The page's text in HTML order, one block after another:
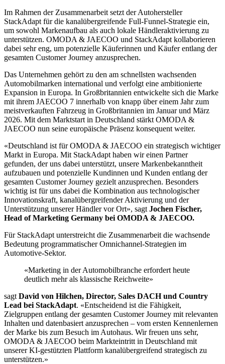
Im Rahmen der Zusammenarbeit setzt der Autohersteller
StackAdapt für die kanalübergreifende Full-Funnel-Strategie ein,
um sowohl Markenaufbau als auch lokale Händleraktivierung zu
unterstützen. OMODA & JAECOO und StackAdapt kollaborieren
dabei sehr eng, um potenzielle Käuferinnen und Käufer entlang der
gesamten Customer Journey anzusprechen.
Das Unternehmen gehört zu den am schnellsten wachsenden
Automobilmarken international und verfolgt eine ambitionierte
Expansion in Europa. In Großbritannien entwickelte sich die Marke
mit ihrem JAECOO 7 innerhalb von knapp über einem Jahr zum
meistverkauften Fahrzeug in Großbritannien im Januar und März
2026. Mit dem Marktstart in Deutschland stärkt OMODA &
JAECOO nun seine europäische Präsenz konsequent weiter.
«Deutschland ist für OMODA & JAECOO ein strategisch wichtiger
Markt in Europa. Mit StackAdapt haben wir einen Partner
gefunden, der uns dabei unterstützt, unsere Markenbekanntheit
aufzubauen und potenzielle Kundinnen und Kunden entlang der
gesamten Customer Journey gezielt anzusprechen. Besonders
wichtig ist für uns dabei die Kombination aus technologischer
Innovationskraft, kanalübergreifender Aktivierung und der
Unterstützung unserer Händler vor Ort», sagt Jochen Fischer,
Head of Marketing Germany bei OMODA & JAECOO.
Für StackAdapt unterstreicht die Zusammenarbeit die wachsende
Bedeutung programmatischer Omnichannel-Strategien im
Automotive-Sektor.
«Marketing in der Automobilbranche erfordert heute
deutlich mehr als klassische Reichweite»
sagt David von Hilchen, Director, Sales DACH und Country
Lead bei StackAdapt. «Entscheidend ist die Fähigkeit,
Zielgruppen entlang der gesamten Customer Journey mit relevanten
Inhalten und datenbasiert anzusprechen – vom ersten Kennenlernen
der Marke bis zum Besuch im Autohaus. Wir freuen uns sehr,
OMODA & JAECOO beim Markteintritt in Deutschland mit
unserer KI-gestützten Plattform kanalübergreifend strategisch zu
unterstützen.»